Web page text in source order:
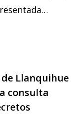
Llanquihue
consulta